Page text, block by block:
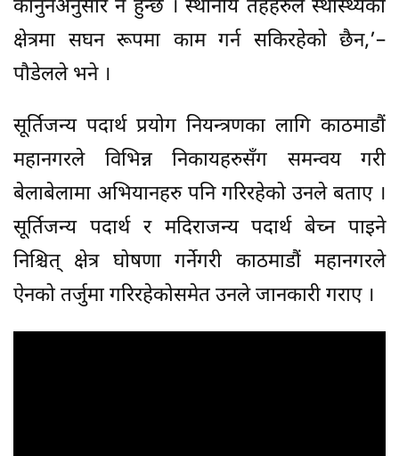
कानुनअनुसार नै हुन्छ । स्थानीय तहहरुले स्थास्थ्यका
क्षेत्रमा सघन रूपमा काम गर्न सकिरहेको छैन,’–
पौडेलले भने ।
सूर्तिजन्य पदार्थ प्रयोग नियन्त्रणका लागि काठमाडौं
महानगरले विभिन्न निकायहरुसँग समन्वय गरी
बेलाबेलामा अभियानहरु पनि गरिरहेको उनले बताए ।
सूर्तिजन्य पदार्थ र मदिराजन्य पदार्थ बेच्न पाइने
निश्चित् क्षेत्र घोषणा गर्नेगरी काठमाडौं महानगरले
ऐनको तर्जुमा गरिरहेकोसमेत उनले जानकारी गराए ।